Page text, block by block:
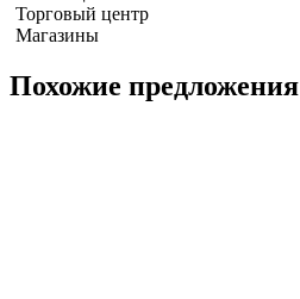
Торговый центр
Магазины
Похожие предложения